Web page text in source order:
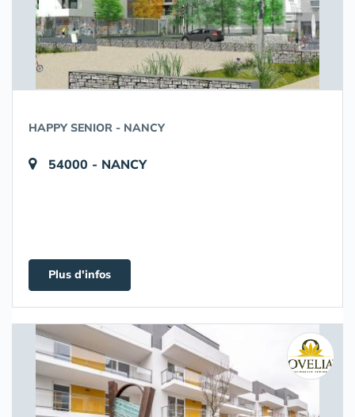
HAPPY SENIOR - NANCY
54000 - NANCY
Plus d'infos